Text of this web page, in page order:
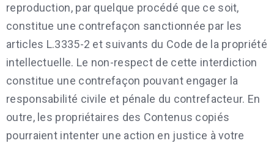
reproduction, par quelque procédé que ce soit,
constitue une contrefaçon sanctionnée par les
articles L.3335-2 et suivants du Code de la propriété
intellectuelle. Le non-respect de cette interdiction
constitue une contrefaçon pouvant engager la
responsabilité civile et pénale du contrefacteur. En
outre, les propriétaires des Contenus copiés
pourraient intenter une action en justice à votre